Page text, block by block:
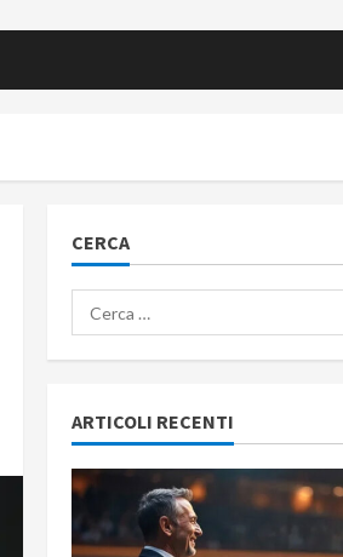
CERCA
Ricerca
per:
ARTICOLI RECENTI